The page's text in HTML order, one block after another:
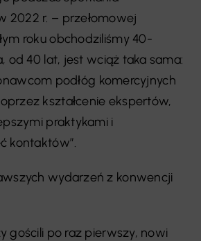
2022 r. – przełomowej
roku obchodziliśmy 40-
od 40 lat, jest wciąż taka sama:
podłóg komercyjnych
kształcenie ekspertów,
praktykami i
kontaktów”.
wydarzeń z konwencji
gościli po raz pierwszy, nowi